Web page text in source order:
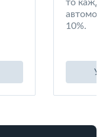
то
10%.